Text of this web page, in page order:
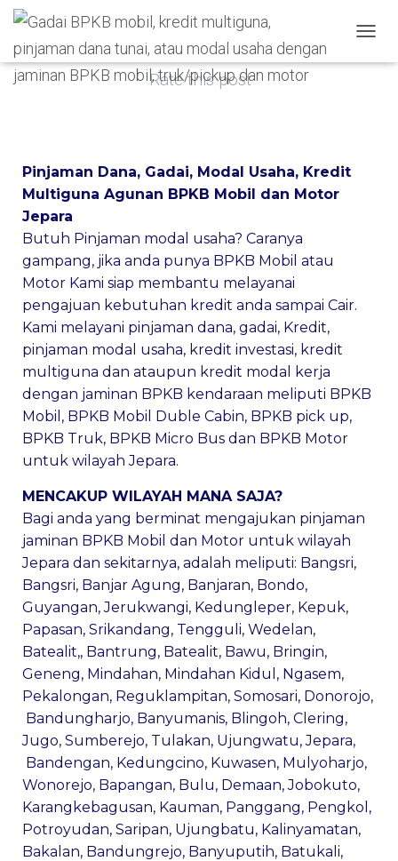
May 31, 2021
Rate this post
Pinjaman Dana, Gadai, Modal Usaha, Kredit
Multiguna Agunan BPKB Mobil dan Motor
Jepara
Butuh Pinjaman modal usaha? Caranya
gampang, jika anda punya BPKB Mobil atau
Motor Kami siap membantu melayanai
pengajuan kebutuhan kredit anda sampai Cair.
Kami melayani pinjaman dana, gadai, Kredit,
pinjaman modal usaha, kredit investasi, kredit
multiguna dan ataupun kredit modal kerja
dengan jaminan BPKB kendaraan meliputi BPKB
Mobil, BPKB Mobil Duble Cabin, BPKB pick up,
BPKB Truk, BPKB Micro Bus dan BPKB Motor
untuk wilayah Jepara.
MENCAKUP WILAYAH MANA SAJA?
Bagi anda yang berminat mengajukan pinjaman
jaminan BPKB Mobil dan Motor untuk wilayah
Jepara dan sekitarnya, adalah meliputi: Bangsri,
Bangsri, Banjar Agung, Banjaran, Bondo,
Guyangan,Jerukwangi, Kedungleper, Kepuk,
Papasan, Srikandang, Tengguli, Wedelan,
Batealit,, Bantrung, Batealit, Bawu, Bringin,
Geneng, Mindahan, Mindahan Kidul , Ngasem,
Pekalongan, Reguklampitan, Somosari, Donorojo,
Bandungharjo, Banyumanis, Blingoh, Clering,
Jugo, Sumberejo, Tulakan, Ujungwatu,Jepara,
Bandengan, Kedungcino, Kuwasen, Mulyoharjo,
Wonorejo, Bapangan, Bulu, Demaan,Jobokuto,
Karangkebagusan, Kauman, Panggang, Pengkol ,
Potroyudan, Saripan, Ujungbatu, Kalinyamatan,
Bakalan, Bandungrejo, Banyuputih, Batukali,